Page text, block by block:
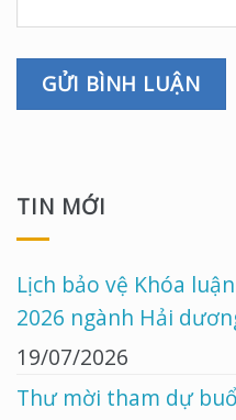
TIN MỚI
Lịch bảo vệ Khóa
2026 ngành Hải
19/07/2026
Thư mời tham dự